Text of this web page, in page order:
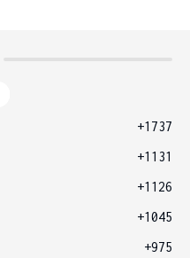
+1737
+1131
+1126
+1045
+975